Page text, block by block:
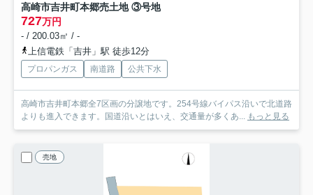
高崎市吉井町本郷売土地 ③号地
727万円
- / 200.03㎡ / -
上信電鉄「吉井」駅 徒歩12分
プロパンガス 南道路 公共下水
高崎市吉井町本郷全7区画の分譲地です。254号線バイパス沿いで北道路
よりも進入できます。国道沿いとはいえ、交通量が多くあ... もっと見る
売地